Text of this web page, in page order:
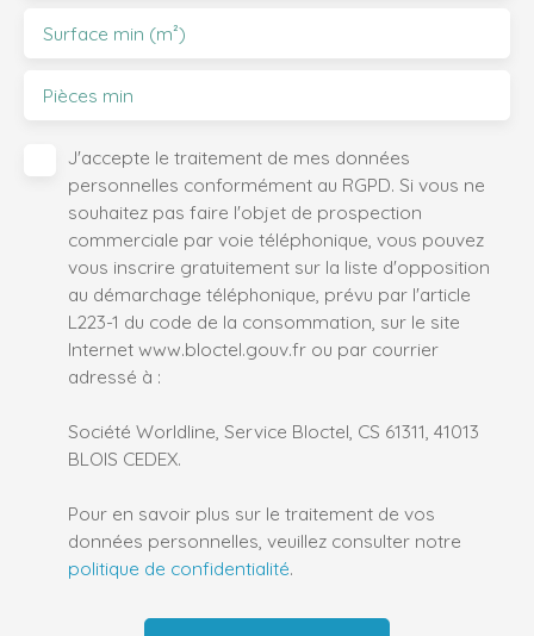
Surface min (m²)
Pièces min
J'accepte le traitement de mes données
personnelles conformément au RGPD. Si vous ne
souhaitez pas faire l'objet de prospection
commerciale par voie téléphonique, vous pouvez
vous inscrire gratuitement sur la liste d'opposition
au démarchage téléphonique, prévu par l'article
L223-1 du code de la consommation, sur le site
Internet www.bloctel.gouv.fr ou par courrier
adressé à :
Société Worldline, Service Bloctel, CS 61311, 41013
BLOIS CEDEX.
Pour en savoir plus sur le traitement de vos
données personnelles, veuillez consulter notre
politique de confidentialité.